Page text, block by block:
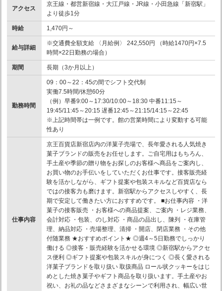
アクセス
京王線・都営新宿線・大江戸線・JR線・小田急線「新宿駅」
より徒歩1分
時給 1,470円～
給与詳細
※交通費全額支給 〈月給例〉 242,550円 （時給1470円×7.5
時間×22日勤務の場合）
期間 長期（3か月以上）
勤務時間
09：00～22：45の間でシフト交代制
実働7.5時間/休憩60分
（例）早番9:00～17:30/10:00～18:30 中番11:15～
19:45/11:45～20:15 遅番12:45～21:15/14:15～22:45
※上記時間帯は一例です。館の営業時間により変動する可能
性あり
仕事内容
京王百貨店新宿店内の洋菓子売場で、長年愛される人気焼き
菓子ブランドの販売をお任せします。ご自宅用はもちろん、
手土産や季節の贈り物をお探しのお客様へ商品をご案内し、
お買い物のお手伝いをしていただくお仕事です。接客販売経
験を活かしながら、ギフト提案や包装スキルなど百貨店なら
ではの接客力も磨けます。新宿駅からアクセスしやすく、長
期で安定して働きたい方におすすめです。 ■お仕事内容 ・洋
菓子の接客販売 ・お客様への商品提案、ご案内 ・レジ業務、
会計対応 ・包装、のし対応 ・商品の品出し、陳列 ・在庫管
理、納品対応 ・売場整理、清掃 ・開店、閉店業務 ・その他
付随業務 ★おすすめポイント★ ◎週4～5日勤務でしっかり
働ける ◎接客・販売経験を活かせる環境 ◎新宿駅からアクセ
ス便利 ◎ギフト提案や包装スキルが身につく ◎長く愛される
洋菓子ブランドを取り扱い 取扱商品 ロール状クッキーをはじ
めとした焼き菓子やギフト商品を取り扱います。手土産やお
祝い、お礼の品などさまざまなシーンで利用され、幅広い世